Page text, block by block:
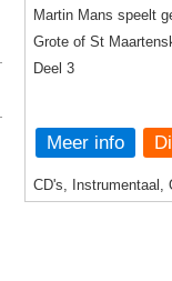
Martin Mans speelt
Grote of St
Deel 3
Meer info
CD's, Instrumentaal,